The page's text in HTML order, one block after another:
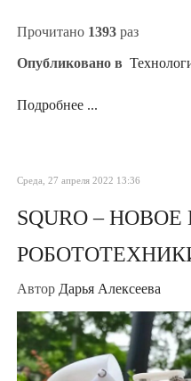
Прочитано 1393 раз
Опубликовано в
Подробнее ...
Среда, 27 апреля 2022 13:36
SQURO –
Автор Дарья Алексеева